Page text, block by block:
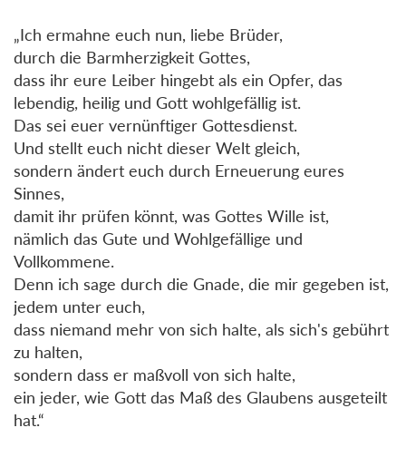
„Ich ermahne euch nun, liebe Brüder,
durch die Barmherzigkeit Gottes,
dass ihr eure Leiber hingebt als ein Opfer, das
lebendig, heilig und Gott wohlgefällig ist.
Das sei euer vernünftiger Gottesdienst.
Und stellt euch nicht dieser Welt gleich,
sondern ändert euch durch Erneuerung eures
Sinnes,
damit ihr prüfen könnt, was Gottes Wille ist,
nämlich das Gute und Wohlgefällige und
Vollkommene.
Denn ich sage durch die Gnade, die mir gegeben ist,
jedem unter euch,
dass niemand mehr von sich halte, als sich's gebührt
zu halten,
sondern dass er maßvoll von sich halte,
ein jeder, wie Gott das Maß des Glaubens ausgeteilt
hat.“